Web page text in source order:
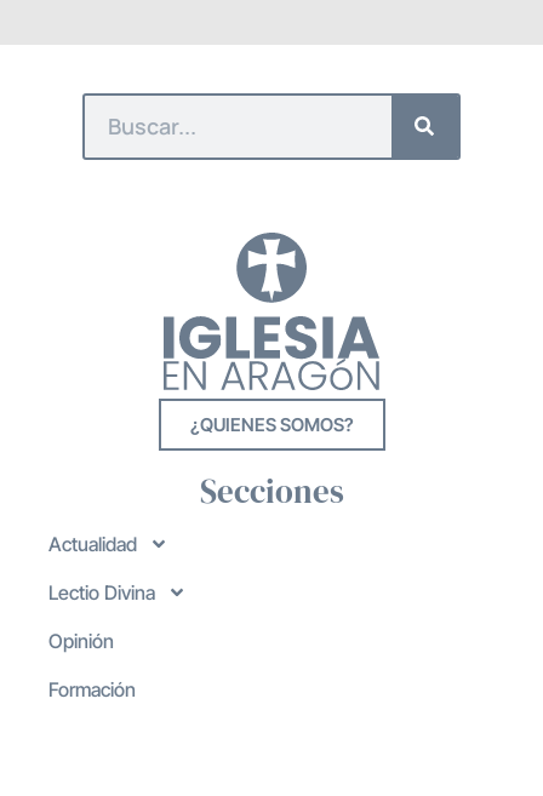
¿QUIENES SOMOS?
Secciones
Actualidad
Lectio Divina
Opinión
Formación